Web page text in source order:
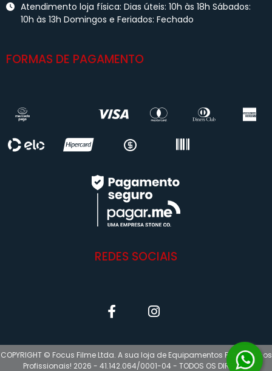
Atendimento loja física: Dias úteis: 10h às 18h Sábados:
10h às 13h Domingos e Feriados: Fechado
FORMAS DE PAGAMENTO
REDES SOCIAIS
COPYRIGHT © Focus Filme Ltda. A sua loja de Equipamentos Fotográficos
Profissionais! 2026 - 41.142.064/0001-04 - TODOS OS DIREITOS